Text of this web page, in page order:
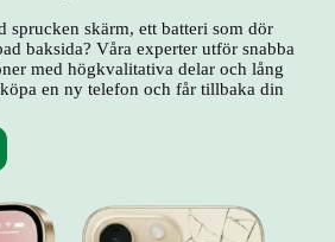
sprucken skärm, ett batteri som dör
baksida? Våra experter utför snabba
med högkvalitativa delar och lång
en ny telefon och får tillbaka din